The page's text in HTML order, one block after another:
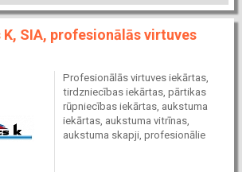
SIA, profesionālās virtuves
Profesionālās virtuves iekārtas,
tirdzniecības iekārtas, pārtikas
rūpniecības iekārtas, aukstuma
iekārtas, aukstuma vitrīnas,
aukstuma skapji, profesionālie